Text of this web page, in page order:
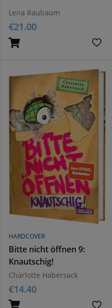
Lena Raubaum
€21.00
HARDCOVER
Bitte nicht öffnen 9:
Knautschig!
Charlotte Habersack
€14.40